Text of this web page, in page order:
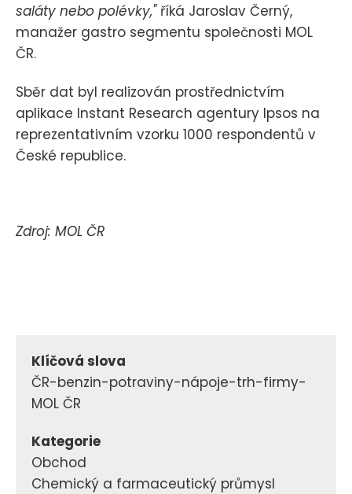
saláty nebo polévky," říká Jaroslav Černý,
manažer gastro segmentu společnosti MOL
ČR.
Sběr dat byl realizován prostřednictvím
aplikace Instant Research agentury Ipsos na
reprezentativním vzorku 1000 respondentů v
České republice.
Zdroj: MOL ČR
Klíčová slova
ČR-benzin-potraviny-nápoje-trh-firmy-
MOL ČR
Kategorie
Obchod
Chemický a farmaceutický průmysl